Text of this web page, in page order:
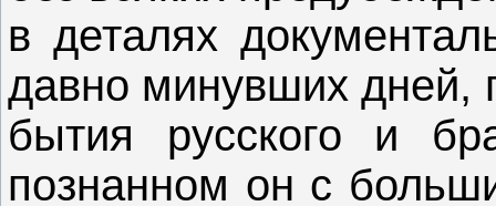
в деталях
давно минувших дней,
бытия русского и
познанном он с